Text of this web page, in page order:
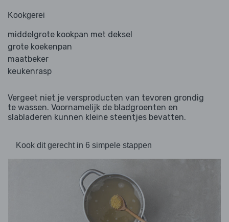
Kookgerei
middelgrote kookpan met deksel
grote koekenpan
maatbeker
keukenrasp
Vergeet niet je versproducten van tevoren grondig
te wassen. Voornamelijk de bladgroenten en
slabladeren kunnen kleine steentjes bevatten.
Kook dit gerecht in 6 simpele stappen